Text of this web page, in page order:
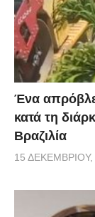
Ένα
κατά τη
Βραζιλία
15 ΔΕΚΕΜΒΡΊΟΥ,